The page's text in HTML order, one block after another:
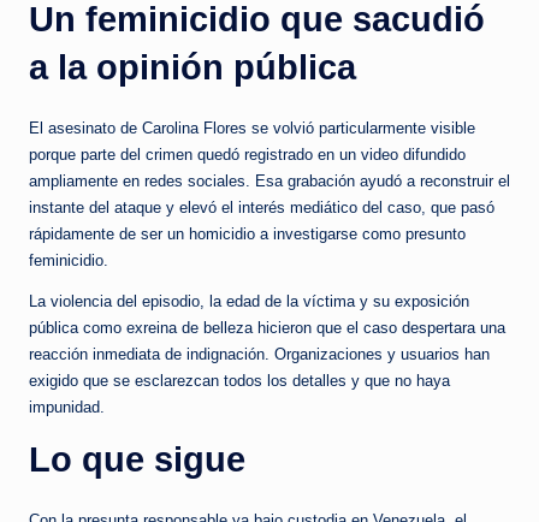
Un feminicidio que sacudió
a la opinión pública
El asesinato de Carolina Flores se volvió particularmente visible
porque parte del crimen quedó registrado en un video difundido
ampliamente en redes sociales. Esa grabación ayudó a reconstruir el
instante del ataque y elevó el interés mediático del caso, que pasó
rápidamente de ser un homicidio a investigarse como presunto
feminicidio.
La violencia del episodio, la edad de la víctima y su exposición
pública como exreina de belleza hicieron que el caso despertara una
reacción inmediata de indignación. Organizaciones y usuarios han
exigido que se esclarezcan todos los detalles y que no haya
impunidad.
Lo que sigue